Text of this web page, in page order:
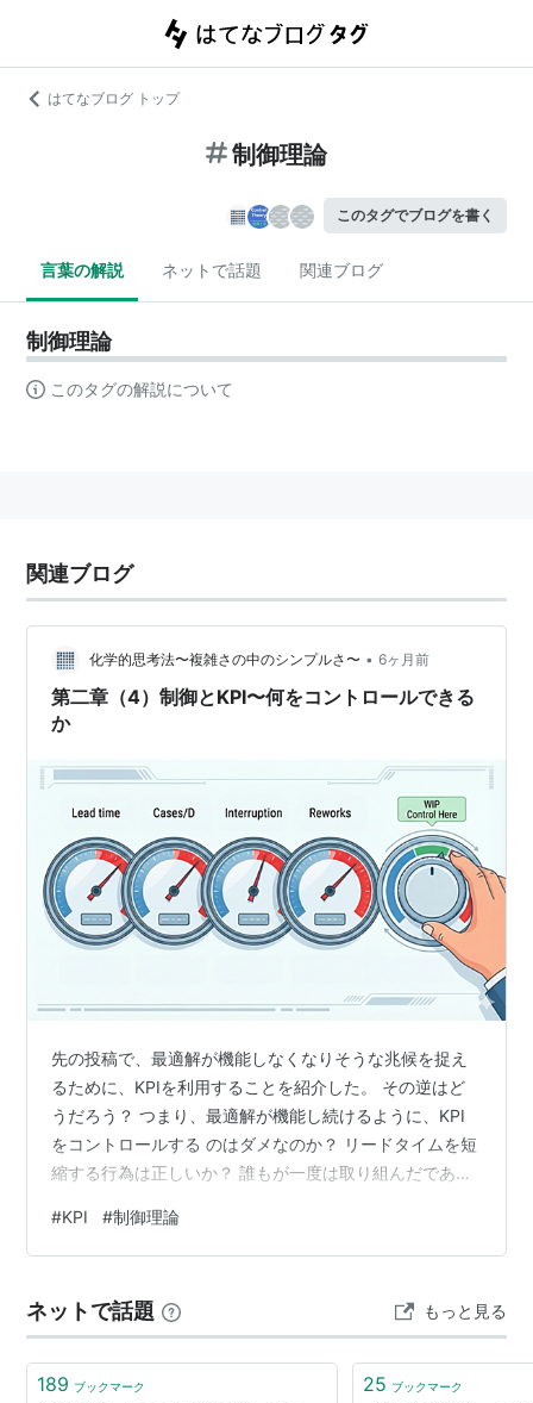
はてなブログ トップ
制御理論
このタグでブログを書く
言葉の解説 ネットで話題 関連ブログ
制御理論
このタグの解説について
関連ブログ
化学的思考法〜複雑さの中のシンプルさ〜 • 6ヶ月前
第二章（4）制御とKPI〜何をコントロールできる
か
先の投稿で、最適解が機能しなくなりそうな兆候を捉え
るために、KPIを利用することを紹介した。 その逆はど
うだろう？ つまり、最適解が機能し続けるように、KPI
をコントロールする のはダメなのか？ リードタイムを短
縮する行為は正しいか？ 誰もが一度は取り組んだであろ
依頼の発生から、依頼ごとの提供までの時間のこと。 販
売でいえば、受注から製造・納品までにかかる時間であ
も長くなってしまった。 その結果、在庫管理や生産管理
などの最適解が機能しなくなった。 そこで、リードタイ
ムを短くする努力をする。 …
#KPI #制御理論
ネットで話題 もっと見る
189 ブックマーク 25 ブックマーク